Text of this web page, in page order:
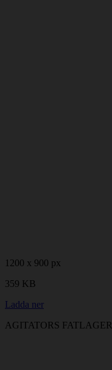
1200 x 900 px
359 KB
Ladda ner
AGITATORS FATLAGER